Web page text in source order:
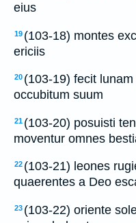
eius
19 (103-18) montes
ericiis
20 (103-19) fecit
occubitum suum
21 (103-20) posuisti
moventur omnes
22 (103-21) leones
quaerentes a Deo
23 (103-22) oriente